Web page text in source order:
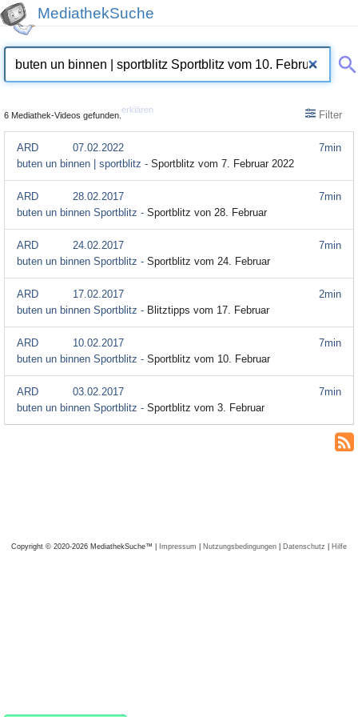
MediathekSuche
6 Mediathek-Videos gefunden.
erklären Filter
7min
ARD
07.02.2022
buten un binnen | sportblitz - Sportblitz vom 7. Februar 2022
7min
ARD
28.02.2017
buten un binnen Sportblitz - Sportblitz von 28. Februar
7min
ARD
24.02.2017
buten un binnen Sportblitz - Sportblitz vom 24. Februar
2min
ARD
17.02.2017
buten un binnen Sportblitz - Blitztipps vom 17. Februar
7min
ARD
10.02.2017
buten un binnen Sportblitz - Sportblitz vom 10. Februar
7min
ARD
03.02.2017
buten un binnen Sportblitz - Sportblitz vom 3. Februar
Copyright © 2020-2026 MediathekSuche™ | Impressum | Nutzungsbedingungen | Datenschutz | Hilfe